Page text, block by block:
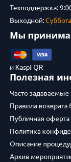
Техподдержка:
Выходной:
Мы
и Kaspi QR
Полезная
Часто
Правила возврата
Публичная оферта
Политика
Описание
Архив